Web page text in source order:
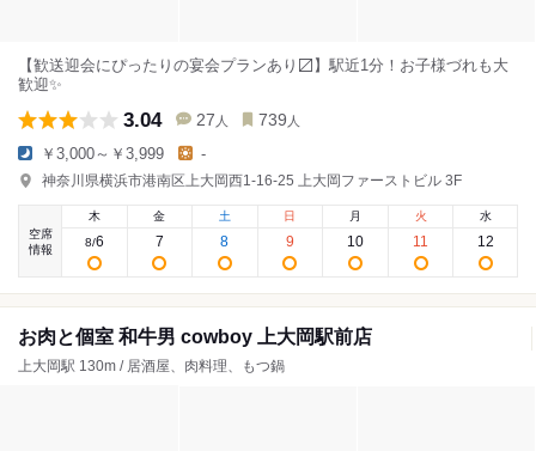
【歓送迎会にぴったりの宴会プランあり〼】駅近1分！お子様づれも大
歓迎✨
3.04 27 人 739 人
￥3,000～￥3,999 -
神奈川県横浜市港南区上大岡西1-16-25 上大岡ファーストビル 3F
空席
情報
木
8/6
金
7
土
8
日
9
月
10
火
11
水
12
お肉と個室 和牛男 cowboy 上大岡駅前店
上大岡駅 130m / 居酒屋、肉料理、もつ鍋